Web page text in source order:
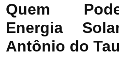
Quem
Energia
Antônio do